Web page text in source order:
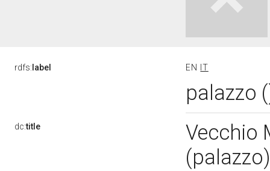
rdfs: label EN IT
palazzo
dc:title
Vecchio